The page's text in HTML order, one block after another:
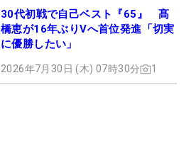
30代初戦で自己ベスト『65』 髙
橋恵が16年ぶりVへ首位発進「切実
に優勝したい」
2026年7月30日 (木) 07時30分 1